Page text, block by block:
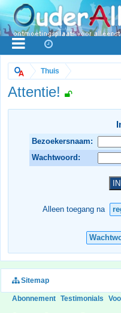
Thuis
Attentie!
Bezoekersnaam:
Wachtwoord:
Alleen toegang na
Sitemap
Abonnement Testimonials